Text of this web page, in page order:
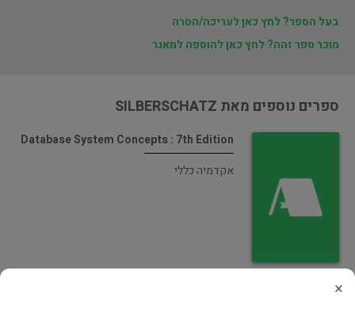
בעל הספר? לחץ כאן לעריכה/הסרה
מוכר ספר זהה? לחץ כאן להוספה למאגר
ספרים נוספים מאת SILBERSCHATZ
Database System Concepts : 7th Edition
אקדמיה כללי
×